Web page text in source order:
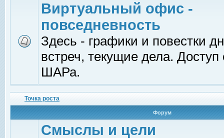
Виртуальный офис -
повседневность
Здесь - графики и повестки
встреч, текущие дела.
ШАРа.
Точка роста
Форум
Смыслы и цели